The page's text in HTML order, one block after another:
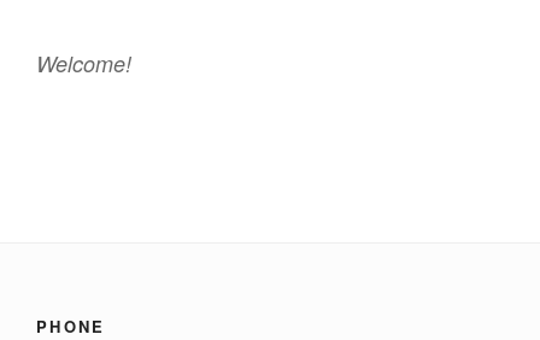
Welcome!
PHONE